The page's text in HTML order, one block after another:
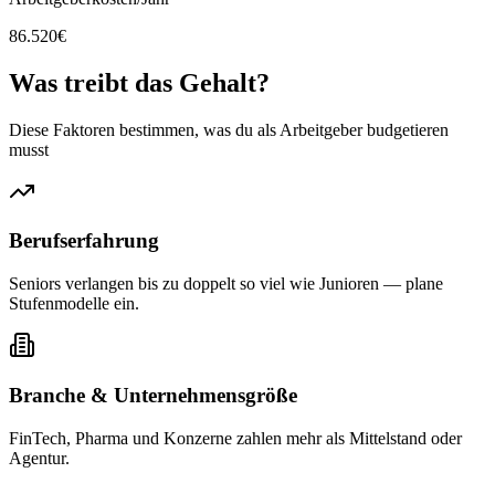
86.520€
Was treibt das Gehalt?
Diese Faktoren bestimmen, was du als Arbeitgeber budgetieren
musst
Berufserfahrung
Seniors verlangen bis zu doppelt so viel wie Junioren — plane
Stufenmodelle ein.
Branche & Unternehmensgröße
FinTech, Pharma und Konzerne zahlen mehr als Mittelstand oder
Agentur.